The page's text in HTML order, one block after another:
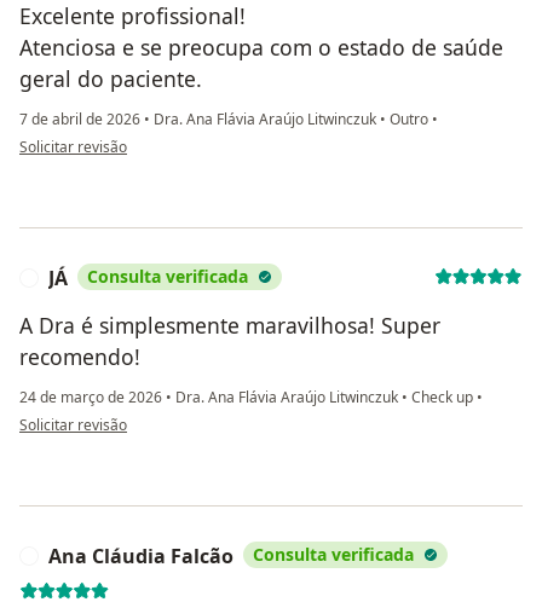
Excelente profissional!
Atenciosa e se preocupa com o estado de saúde
geral do paciente.
7 de abril de 2026 • Dra. Ana Flávia Araújo Litwinczuk • Outro •
na opinião do utilizador LMB
Solicitar revisão
JÁ Consulta verificada
A Dra é simplesmente maravilhosa! Super
recomendo!
24 de março de 2026 • Dra. Ana Flávia Araújo Litwinczuk • Check up •
na opinião do utilizador JÁ
Solicitar revisão
Ana Cláudia Falcão Consulta verificada